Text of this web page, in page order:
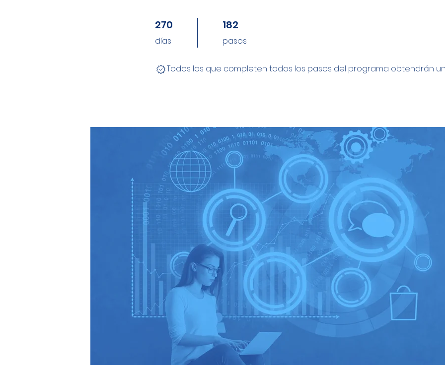
270
días
270 días 182
pasos
182 pasos
Todos los que completen todos los pasos del programa obtendrán